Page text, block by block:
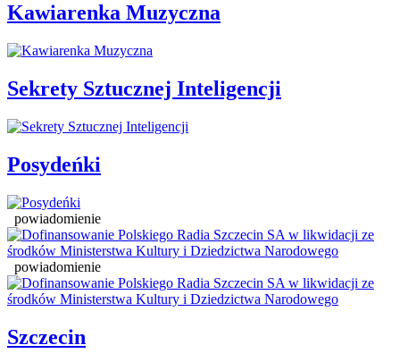
Kawiarenka Muzyczna
Sekrety Sztucznej Inteligencji
Posydeńki
powiadomienie
powiadomienie
Szczecin